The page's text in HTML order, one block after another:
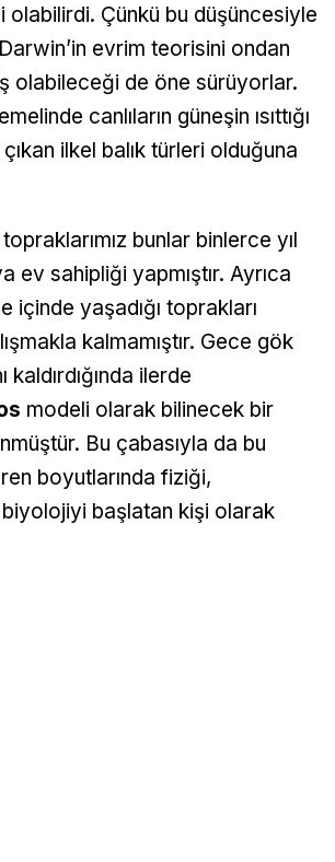
olabilirdi. Çünkü bu düşüncesiyle
evrim teorisini ondan
olabileceği de öne sürüyorlar.
canlıların güneşin ısıttığı
çıkan ilkel balık türleri olduğuna
bunlar binlerce yıl
ev sahipliği yapmıştır. Ayrıca
içinde yaşadığı toprakları
kalmamıştır. Gece gök
kaldırdığında ilerde
modeli olarak bilinecek bir
Bu çabasıyla da bu
boyutlarında fiziği,
başlatan kişi olarak